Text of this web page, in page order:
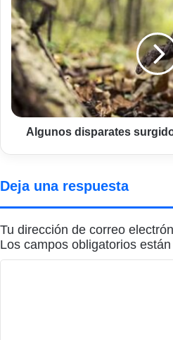
disparates
surgidos
en
el
aula
educativa
Algunos disparates
Deja una respuesta
Tu dirección de correo
Los campos obligatorios